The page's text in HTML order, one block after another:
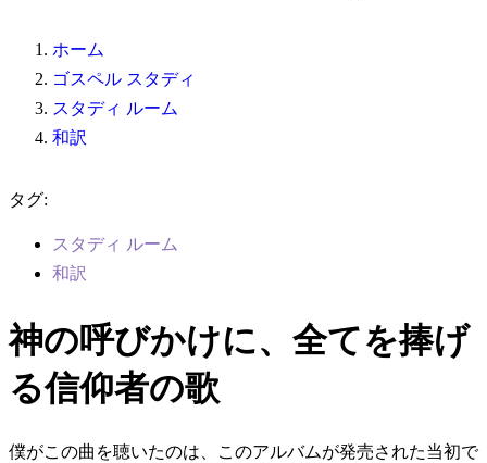
ホーム
ゴスペル スタディ
スタディ ルーム
和訳
タグ:
スタディ ルーム
和訳
神の呼びかけに、全てを捧げ
る信仰者の歌
僕がこの曲を聴いたのは、このアルバムが発売された当初で